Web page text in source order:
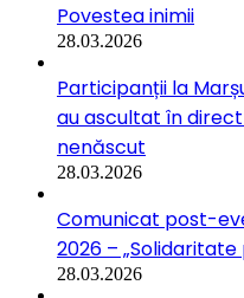
Povestea inimii
28.03.2026
Participanții la
au ascultat în
nenăscut
28.03.2026
Comunicat post-
2026 –
28.03.2026